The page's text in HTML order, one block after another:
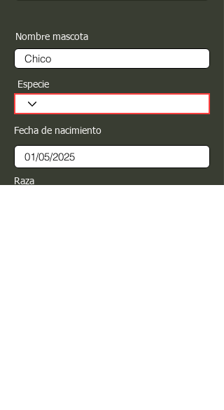
Nombre mascota
Especie
Fecha de nacimiento
Raza